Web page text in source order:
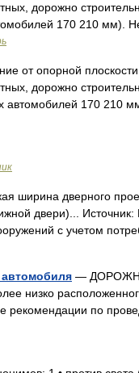
дорожно
170 210 мм).
от опорной
дорожно
автомобилей 170 210
ширина дверного
двери)...
с учетом
—
низко
рекомендации по